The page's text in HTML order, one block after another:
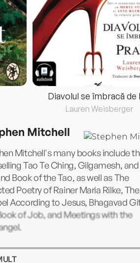
Diavolul se îmbracă de
Lauren Weisberger
Mitchell
Mitchell's many books include
Tao Te Ching, Gilgamesh,
Book of the Tao, as well as The
Poetry of Rainer Maria Rilke, The
According to Jesus, Bhagavad
of Job, and Meetings with the